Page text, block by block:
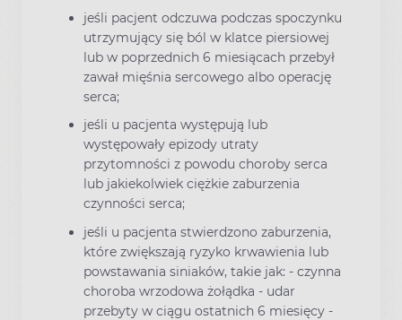
jeśli pacjent odczuwa podczas spoczynku
utrzymujący się ból w klatce piersiowej
lub w poprzednich 6 miesiącach przebył
zawał mięśnia sercowego albo operację
serca;
jeśli u pacjenta występują lub
występowały epizody utraty
przytomności z powodu choroby serca
lub jakiekolwiek ciężkie zaburzenia
czynności serca;
jeśli u pacjenta stwierdzono zaburzenia,
które zwiększają ryzyko krwawienia lub
powstawania siniaków, takie jak: - czynna
choroba wrzodowa żołądka - udar
przebyty w ciągu ostatnich 6 miesięcy -